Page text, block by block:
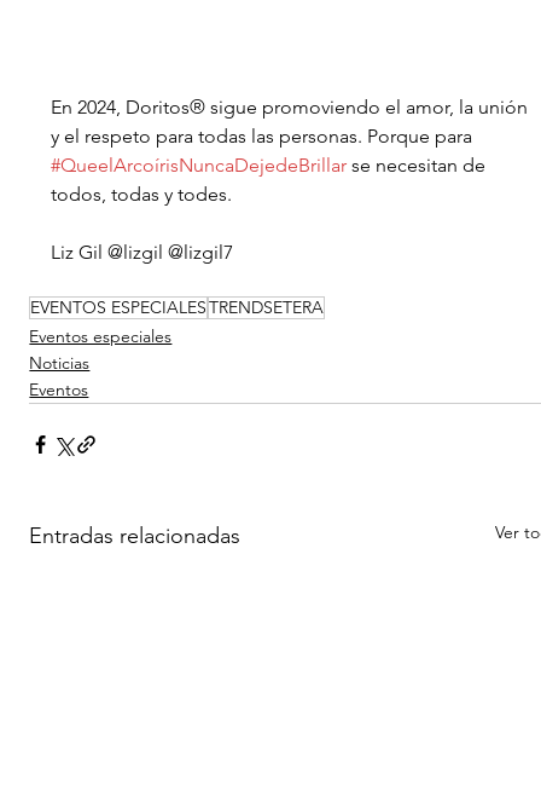
En 2024, Doritos® sigue promoviendo el amor, la unión
y el respeto para todas las personas. Porque para
#QueelArcoírisNuncaDejedeBrillar se necesitan de
todos, todas y todes.
Liz Gil @lizgil @lizgil7
EVENTOS ESPECIALESTRENDSETERA
Eventos especiales
Noticias
Eventos
Entradas relacionadas Ver